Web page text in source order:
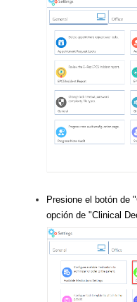
Presione el botón de
opción de "Clinical